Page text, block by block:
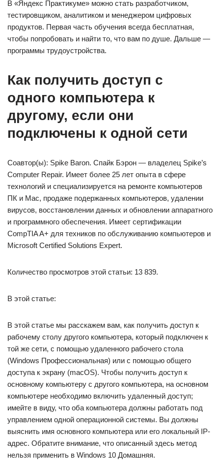
В «Яндекс Практикуме» можно стать разработчиком,
тестировщиком, аналитиком и менеджером цифровых
продуктов. Первая часть обучения всегда бесплатная,
чтобы попробовать и найти то, что вам по душе. Дальше —
программы трудоустройства.
Как получить доступ с
одного компьютера к
другому, если они
подключены к одной сети
Соавтор(ы): Spike Baron. Спайк Бэрон — владелец Spike’s
Computer Repair. Имеет более 25 лет опыта в сфере
технологий и специализируется на ремонте компьютеров
ПК и Mac, продаже подержанных компьютеров, удалении
вирусов, восстановлении данных и обновлении аппаратного
и программного обеспечения. Имеет сертификации
CompTIA A+ для техников по обслуживанию компьютеров и
Microsoft Certified Solutions Expert.
Количество просмотров этой статьи: 13 839.
В этой статье:
В этой статье мы расскажем вам, как получить доступ к
рабочему столу другого компьютера, который подключен к
той же сети, с помощью удаленного рабочего стола
(Windows Профессиональная) или с помощью общего
доступа к экрану (macOS). Чтобы получить доступ к
основному компьютеру с другого компьютера, на основном
компьютере необходимо включить удаленный доступ;
имейте в виду, что оба компьютера должны работать под
управлением одной операционной системы. Вы должны
выяснить имя основного компьютера или его локальный IP-
адрес. Обратите внимание, что описанный здесь метод
нельзя применить в Windows 10 Домашняя.